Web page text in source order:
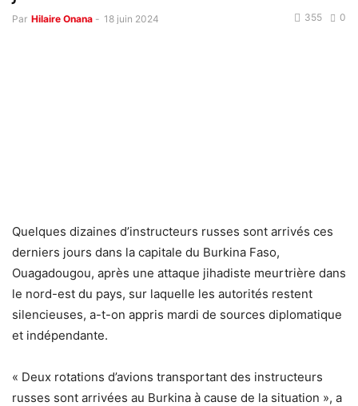
Par Hilaire Onana - 18 juin 2024 0
355
Quelques dizaines d’instructeurs russes sont arrivés ces
derniers jours dans la capitale du Burkina Faso,
Ouagadougou, après une attaque jihadiste meurtrière dans
le nord-est du pays, sur laquelle les autorités restent
silencieuses, a-t-on appris mardi de sources diplomatique
et indépendante.
« Deux rotations d’avions transportant des instructeurs
russes sont arrivées au Burkina à cause de la situation », a